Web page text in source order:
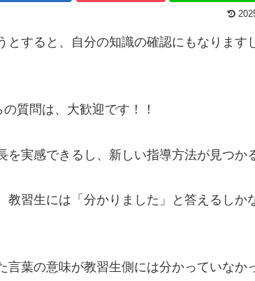
とすると、自分の知識の確認にもなります
質問は、大歓迎です！！
実感できるし、新しい指導方法が見つか
教習生には「分かりました」と答えるしか
言葉の意味が教習生側には分かっていなか